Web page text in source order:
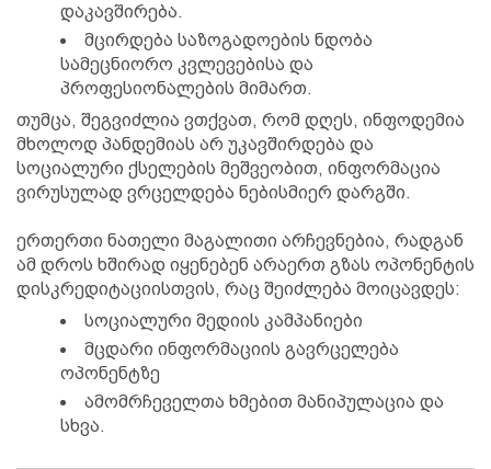
დაკავშირება.
მცირდება საზოგადოების ნდობა
სამეცნიორო კვლევებისა და
პროფესიონალების მიმართ.
თუმცა, შეგვიძლია ვთქვათ, რომ დღეს, ინფოდემია
მხოლოდ პანდემიას არ უკავშირდება და
სოციალური ქსელების მეშვეობით, ინფორმაცია
ვირუსულად ვრცელდება ნებისმიერ დარგში.
ერთერთი ნათელი მაგალითი არჩევნებია, რადგან
ამ დროს ხშირად იყენებენ არაერთ გზას ოპონენტის
დისკრედიტაციისთვის, რაც შეიძლება მოიცავდეს:
სოციალური მედიის კამპანიები
მცდარი ინფორმაციის გავრცელება
ოპონენტზე
ამომრჩეველთა ხმებით მანიპულაცია და
სხვა.